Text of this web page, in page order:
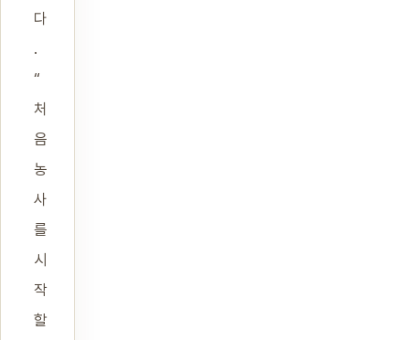
다
.
“
처
음
농
사
를
시
작
할